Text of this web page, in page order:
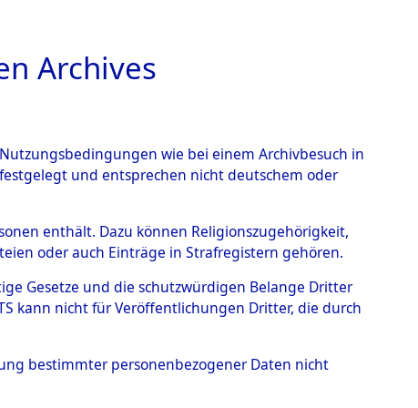
Intelligence:
Band I: 19 März
Juli 1946→0001
Archives
wie bei einem Archivbesuch in
und entsprechen nicht deutschem oder
enthält. Dazu können Religionszugehörigkeit,
oder auch Einträge in Strafregistern gehören.
Gesetze und die schutzwürdigen Belange Dritter
kann nicht für Veröffentlichungen Dritter, die durch
bestimmter personenbezogener Daten nicht